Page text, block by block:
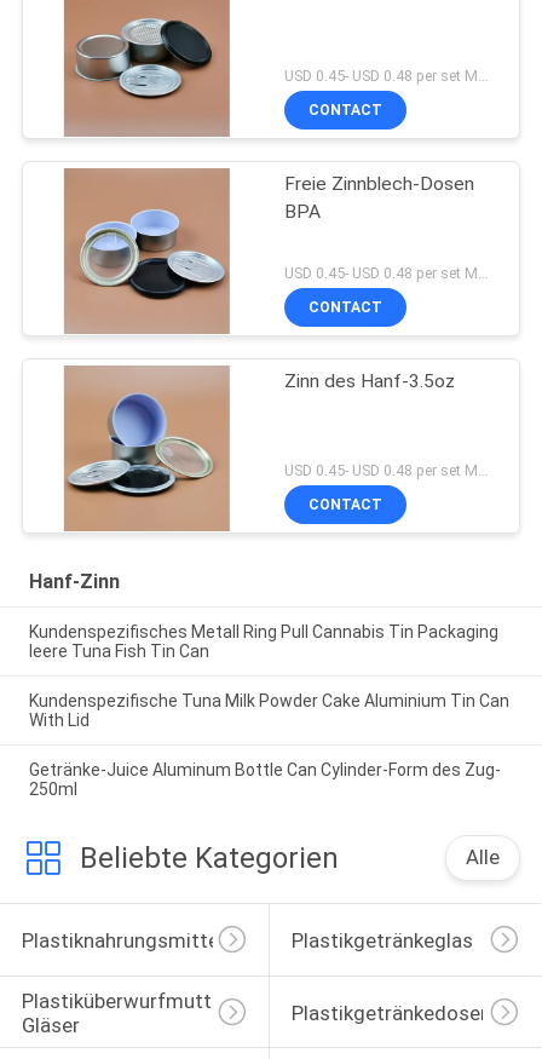
USD 0.45- USD 0.48 per set MOQ:5000SET
CONTACT
Freie Zinnblech-Dosen
BPA
CONTACT
Zinn des Hanf-3.5oz
CONTACT
Hanf-Zinn
Kundenspezifisches Metall Ring Pull Cannabis Tin Packaging
leere Tuna Fish Tin Can
Kundenspezifische Tuna Milk Powder Cake Aluminium Tin Can
With Lid
Getränke-Juice Aluminum Bottle Can Cylinder-Form des Zug-
250ml
Beliebte Kategorien Alle
Plastiknahrungsmittelgläser Plastikgetränkeglas
Plastiküberwurfmutter-
Gläser
Plastikgetränkedosen